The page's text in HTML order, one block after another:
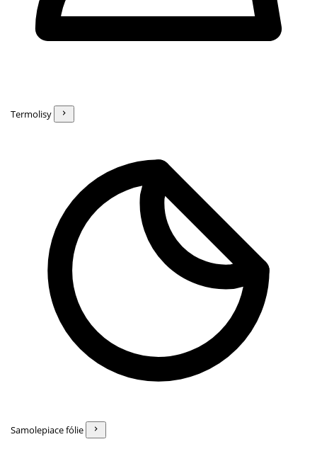
Termolisy
Samolepiace fólie